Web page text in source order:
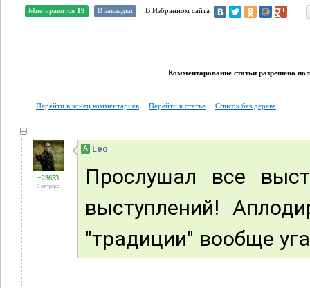
Мне нравится 19 В закладки В Избранном сайта
Комментарование статьи разрешено
Перейти в конец комментариев Перейти к статье Список без дерева
+23653
В отпуске
А Leo
Прослушал все
выступлений!
"традиции" вообще